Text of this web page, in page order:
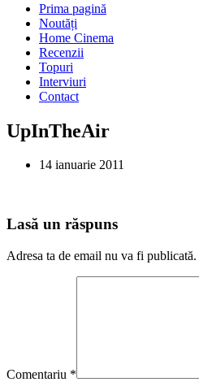
Prima pagină
Noutăți
Home Cinema
Recenzii
Topuri
Interviuri
Contact
UpInTheAir
14 ianuarie 2011
Lasă un răspuns
Adresa ta de email nu va fi publicată.
Comentariu *